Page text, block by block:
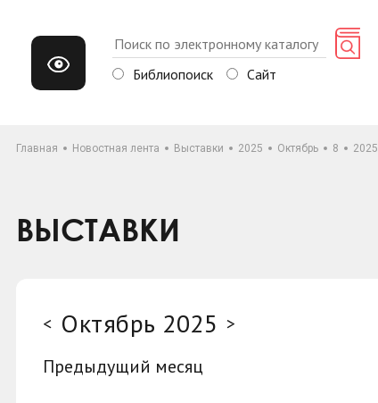
Библиопоиск Сайт
Главная Новостная лента Выставки 2025 Октябрь 8 2025
ВЫСТАВКИ
< Октябрь 2025 >
Предыдущий месяц